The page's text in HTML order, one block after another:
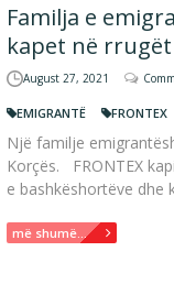
Familja e
kapet në rrugët
August 27, 2021
EMIGRANTË FRONTEX
Një familje
Korçës. FRONTEX
e bashkëshortëve dhe
më shumë...